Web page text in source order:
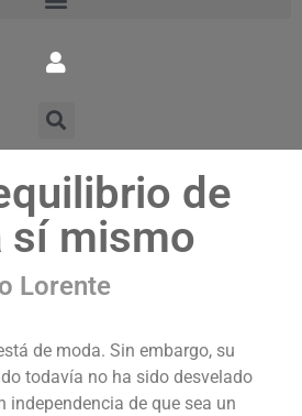
de
sí mismo
Lorente
de moda. Sin embargo, su
todavía no ha sido desvelado
independencia de que sea un